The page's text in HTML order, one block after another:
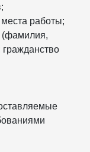
работы;
(фамилия,